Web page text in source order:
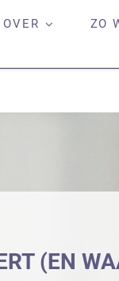
OVER ZO
nodig is)
(EN